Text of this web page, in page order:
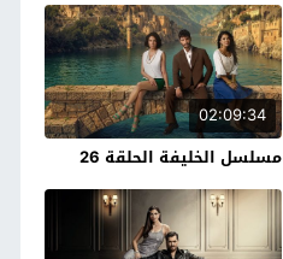
02:09:34
مسلسل الخليفة الحلقة 26